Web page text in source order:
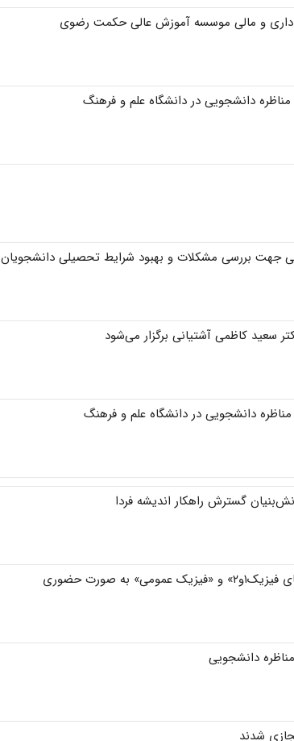
و مالی موسسه آموزش عالی حکمت رضوی
دانشجویی در دانشگاه علم و فرهنگ
جهت بررسی مشکلات و بهبود شرایط تحصیلی دانشجویان
سعید کاظمی آشتیانی برگزار می‌شود
دانشجویی در دانشگاه علم و فرهنگ
گسترش راهکار اندیشه فردا
به صورت حضوری
دانشجویی